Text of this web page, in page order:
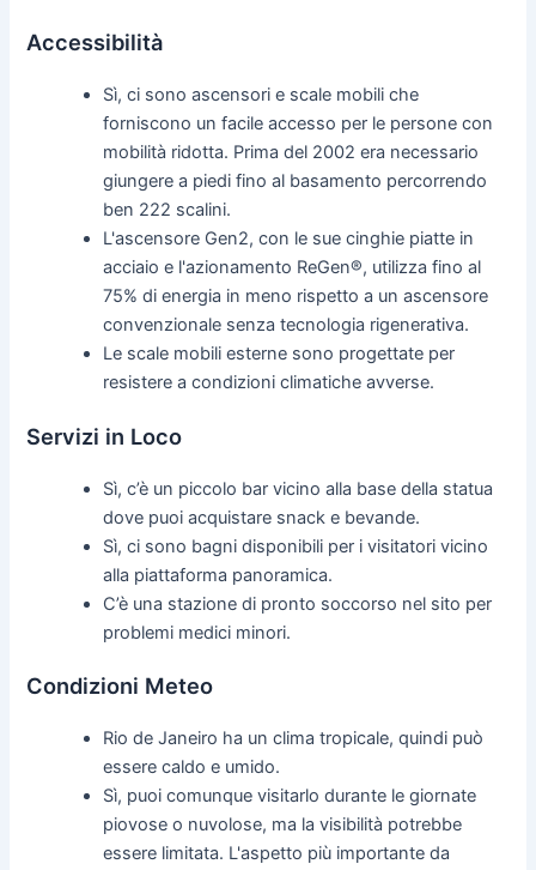
Accessibilità
Sì, ci sono ascensori e scale mobili che
forniscono un facile accesso per le persone con
mobilità ridotta. Prima del 2002 era necessario
giungere a piedi fino al basamento percorrendo
ben 222 scalini.
L'ascensore Gen2, con le sue cinghie piatte in
acciaio e l'azionamento ReGen®, utilizza fino al
75% di energia in meno rispetto a un ascensore
convenzionale senza tecnologia rigenerativa.
Le scale mobili esterne sono progettate per
resistere a condizioni climatiche avverse.
Servizi in Loco
Sì, c’è un piccolo bar vicino alla base della statua
dove puoi acquistare snack e bevande.
Sì, ci sono bagni disponibili per i visitatori vicino
alla piattaforma panoramica.
C’è una stazione di pronto soccorso nel sito per
problemi medici minori.
Condizioni Meteo
Rio de Janeiro ha un clima tropicale, quindi può
essere caldo e umido.
Sì, puoi comunque visitarlo durante le giornate
piovose o nuvolose, ma la visibilità potrebbe
essere limitata. L'aspetto più importante da